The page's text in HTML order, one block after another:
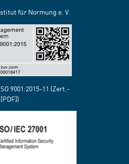
für Normung e. V.
9001:2015-11 (Zert.-
[PDF])